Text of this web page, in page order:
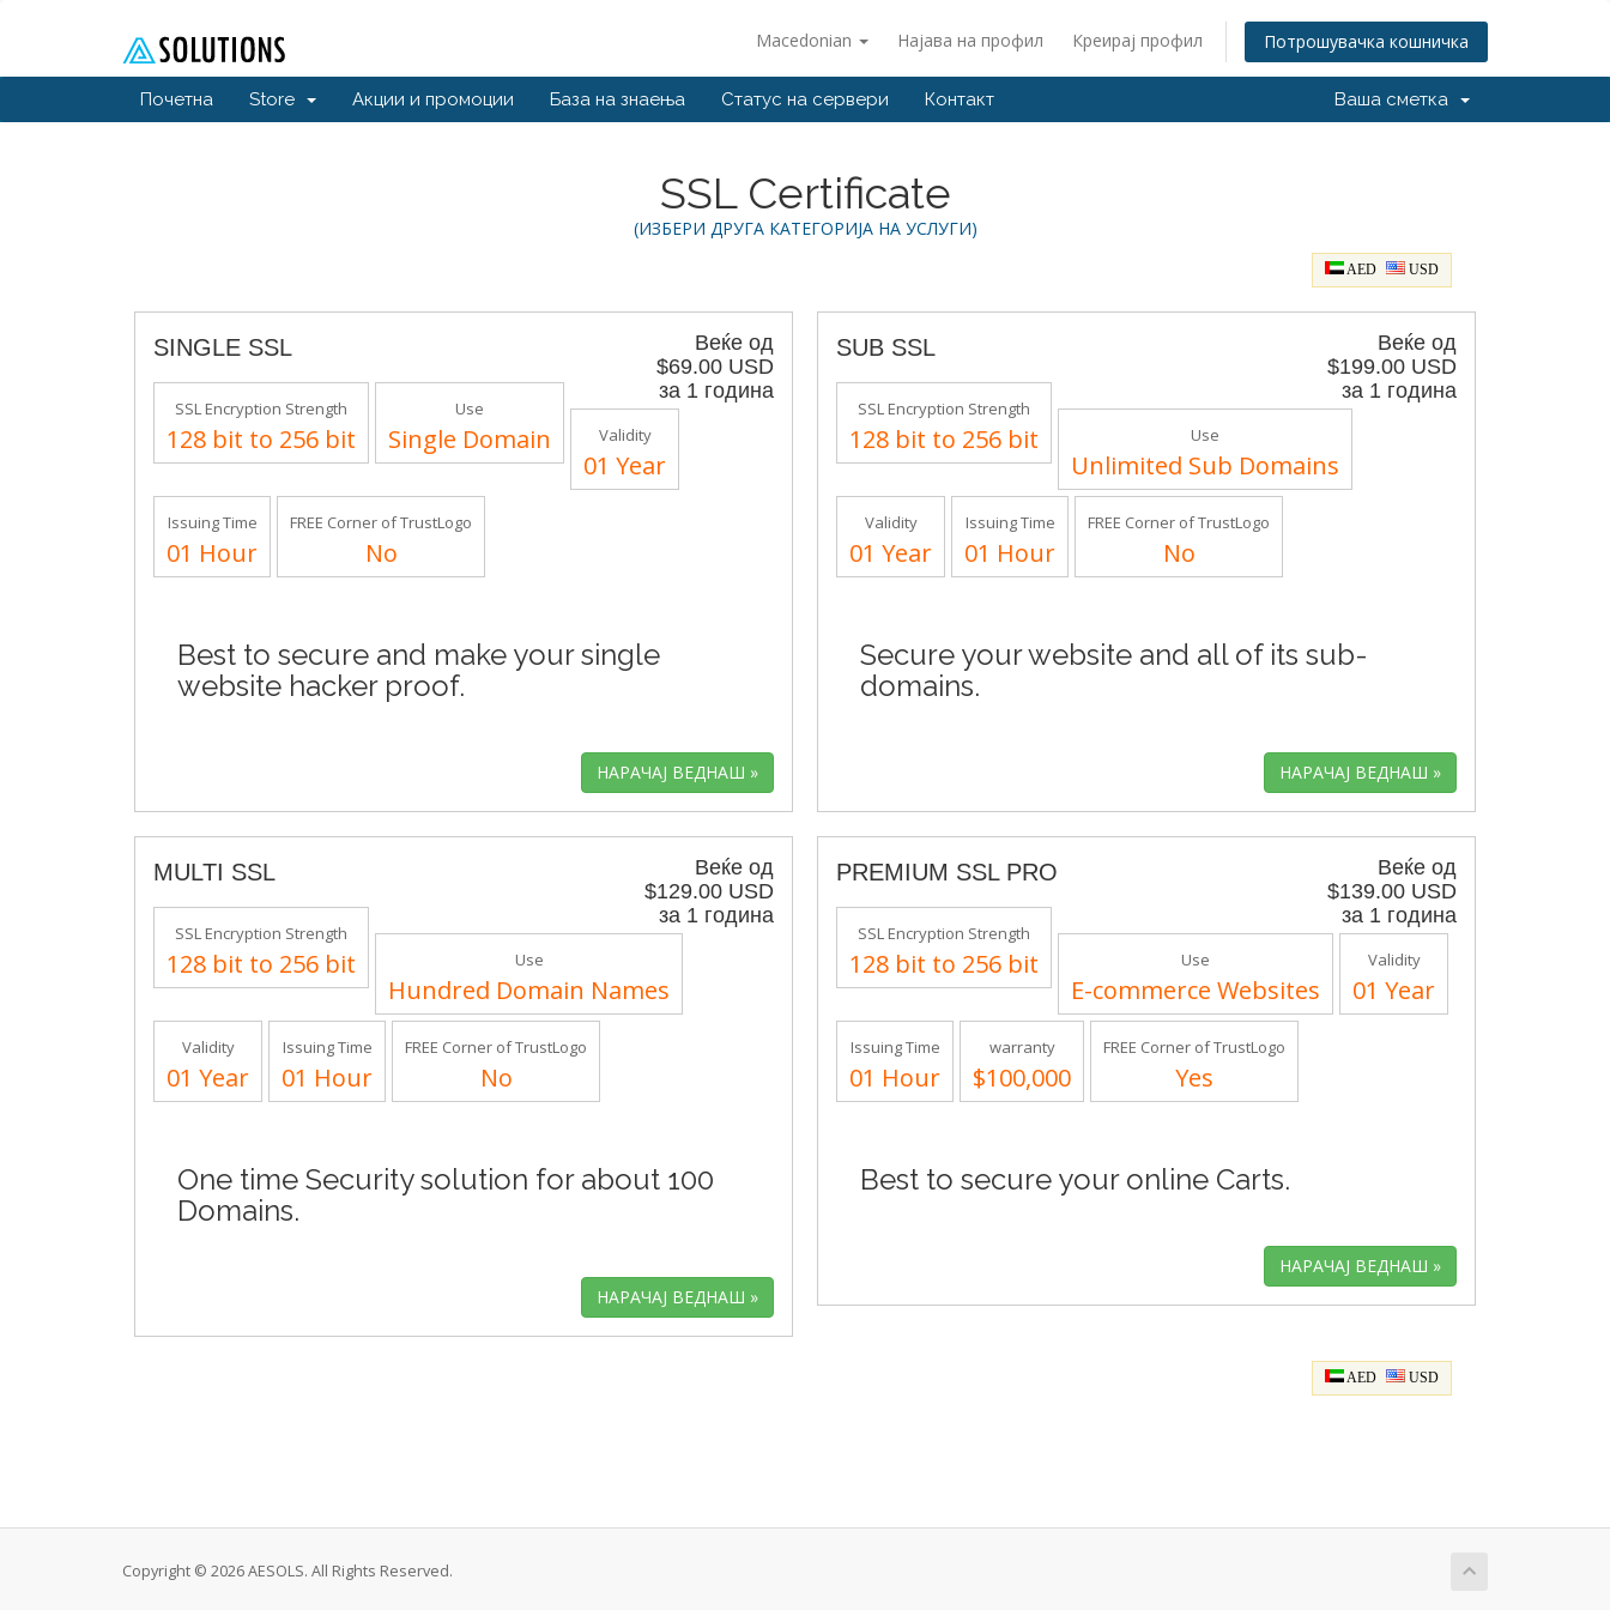
Macedonian Најава на профил Креирај профил Потрошувачка кошничка
Почетна Store Акции и промоции База на знаења Статус на сервери Контакт Ваша сметка
SSL Certificate
(ИЗБЕРИ ДРУГА КАТЕГОРИЈА НА УСЛУГИ)
AED USD
Веќе од
$69.00 USD
за 1 година
SINGLE SSL
SSL Encryption Strength
128 bit to 256 bit
Use
Single Domain Validity
01 Year
Issuing Time
01 Hour
FREE Corner of TrustLogo
No
Best to secure and make your single
website hacker proof.
Веќе од
$199.00 USD
за 1 година
SUB SSL
SSL Encryption Strength
128 bit to 256 bit Use
Unlimited Sub Domains
Validity
01 Year
Issuing Time
01 Hour
FREE Corner of TrustLogo
No
Secure your website and all of its sub-
domains.
Веќе од
$129.00 USD
за 1 година
MULTI SSL
SSL Encryption Strength
128 bit to 256 bit Use
Hundred Domain Names
Validity
01 Year
Issuing Time
01 Hour
FREE Corner of TrustLogo
No
One time Security solution for about 100
Domains.
Веќе од
$139.00 USD
за 1 година
PREMIUM SSL PRO
SSL Encryption Strength
128 bit to 256 bit Use
E-commerce Websites
Validity
01 Year
Issuing Time
01 Hour
warranty
$100,000
FREE Corner of TrustLogo
Yes
Best to secure your online Carts.
AED USD
Copyright © 2026 AESOLS. All Rights Reserved.